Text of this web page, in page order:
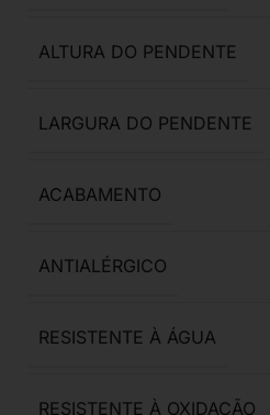
ALTURA DO PENDENTE
LARGURA DO PENDENTE
ACABAMENTO
ANTIALÉRGICO
RESISTENTE À ÁGUA
RESISTENTE À OXIDAÇÃO